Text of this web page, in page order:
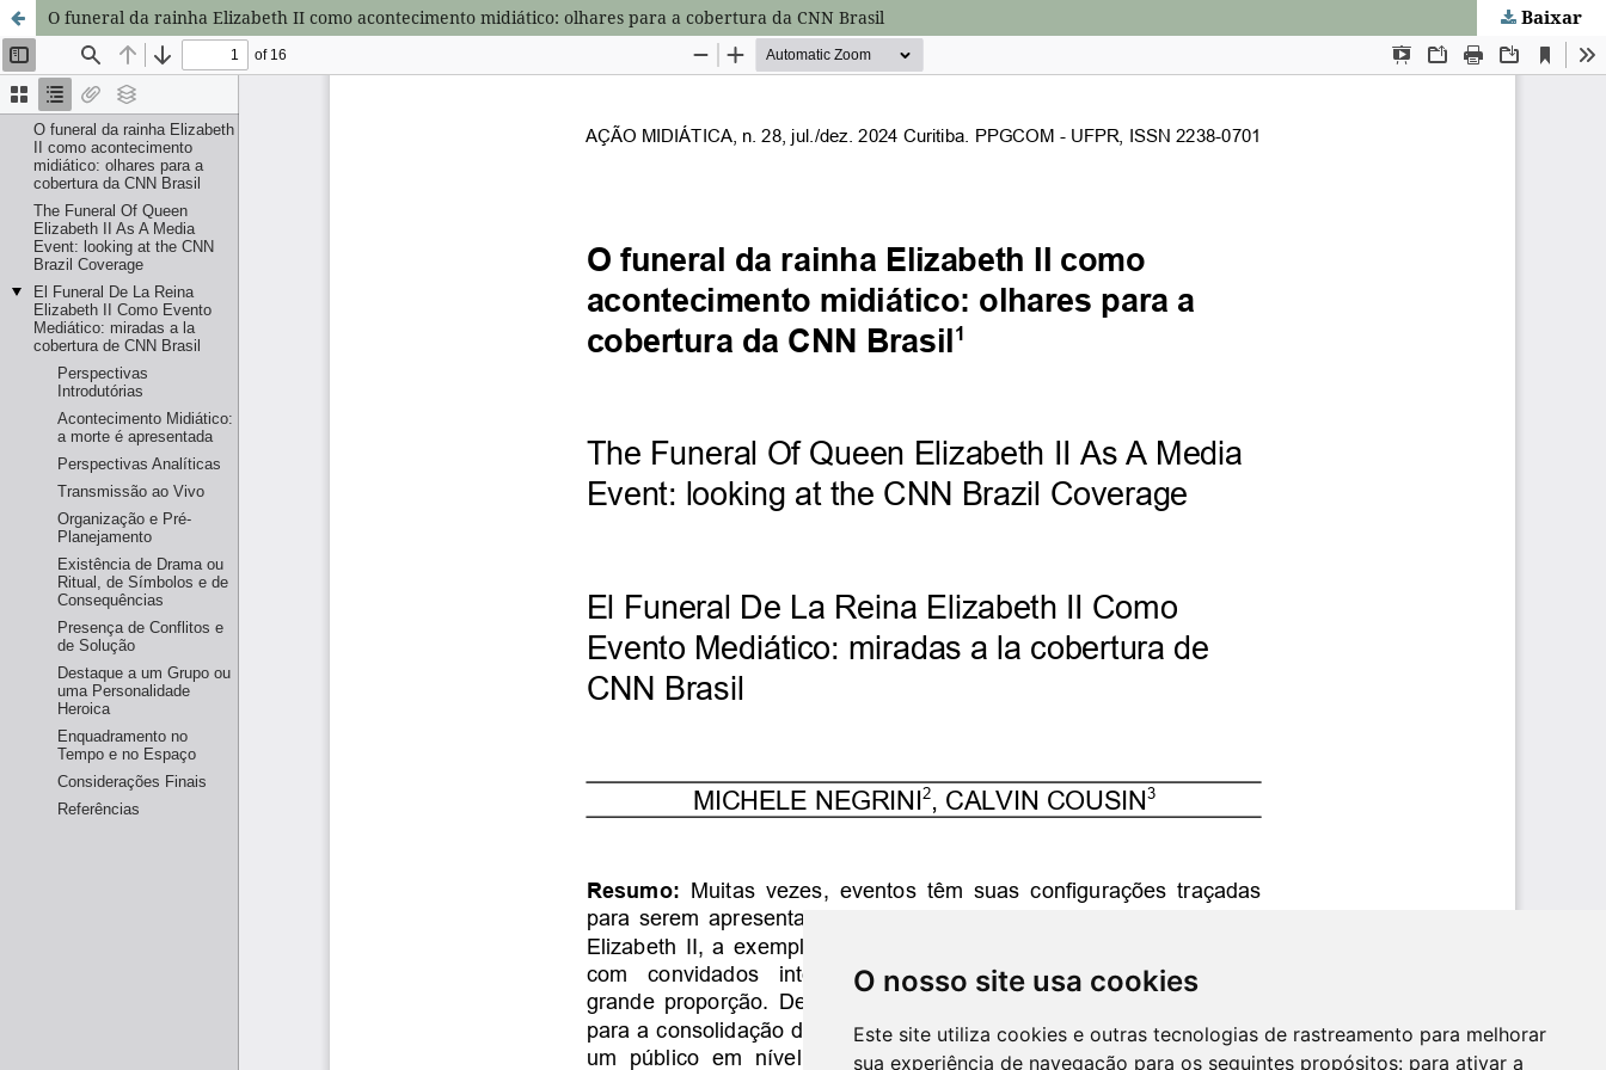
O nosso site usa cookies
Este site utiliza cookies e outras tecnologias de rastreamento para melhorar
sua experiência de navegação para os seguintes propósitos: para ativar a
O funeral da rainha Elizabeth II como acontecimento midiático: olhares para a cobertura da CNN Brasil Baixar